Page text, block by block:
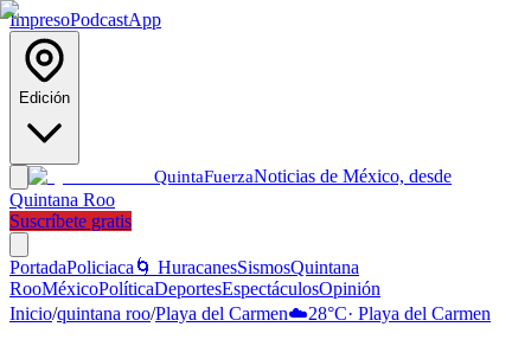
ImpresoPodcastApp
Edición
QuintaFuerzaNoticias de México, desde
Quintana Roo
Suscríbete gratis
PortadaPoliciaca 🌀 HuracanesSismosQuintana
RooMéxicoPolíticaDeportesEspectáculosOpinión
Inicio/quintana roo/Playa del Carmen☁️28°C· Playa del Carmen